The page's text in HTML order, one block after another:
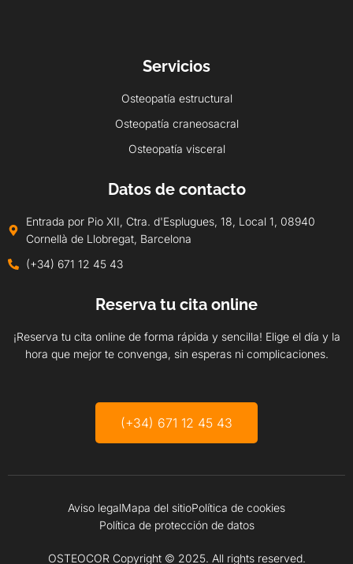
Servicios
Osteopatía estructural
Osteopatía craneosacral
Osteopatía visceral
Datos de contacto
Entrada por Pio XII, Ctra. d'Esplugues, 18, Local 1, 08940
Cornellà de Llobregat, Barcelona
(+34) 671 12 45 43
Reserva tu cita online
¡Reserva tu cita online de forma rápida y sencilla! Elige el día y la
hora que mejor te convenga, sin esperas ni complicaciones.
(+34) 671 12 45 43
Aviso legalMapa del sitioPolítica de cookies
Política de protección de datos
OSTEOCOR Copyright © 2025. All rights reserved.